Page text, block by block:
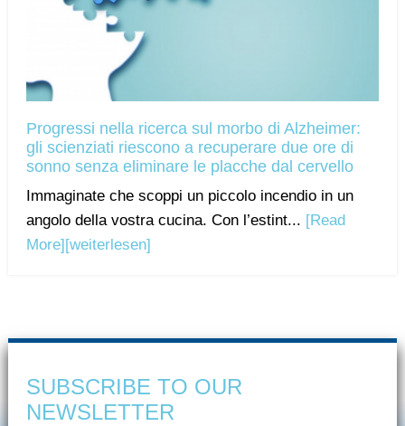
Progressi nella ricerca sul morbo di Alzheimer:
gli scienziati riescono a recuperare due ore di
sonno senza eliminare le placche dal cervello
Immaginate che scoppi un piccolo incendio in un
angolo della vostra cucina. Con l’estint... [Read
More][weiterlesen]
SUBSCRIBE TO OUR
NEWSLETTER